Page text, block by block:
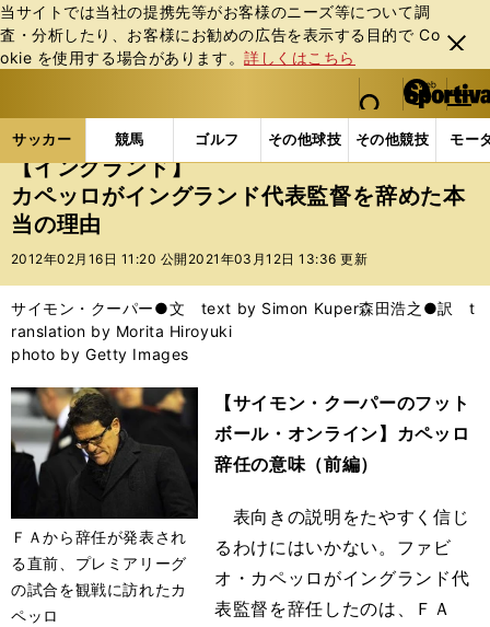
当サイトでは当社の提携先等がお客様のニーズ等について調
査・分析したり、お客様にお勧めの広告を表⽰する⽬的で Co
okie を使⽤する場合があります。詳しくはこちら
閉じ
る
web Sportiva (webスポルティーバ)
検索
マイペ
ー
ジ
メニュ
サッカー 競馬 ゴルフ その他球技 その他競技 モー
ス
ポ
ル
テ
ー
バ
サッカーの記事一覧 海外サッカー サイモン・クー
【イングランド】
カペッロがイングランド代表監督を辞めた本
当の理由
2012年02月16日 11:20 公開 2021年03月12日 13:36 更新
サイモン・クーパー●文 text by Simon Kuper森田浩之●訳 t
ranslation by Morita Hiroyuki
photo by Getty Images
ＦＡから辞任が発表され
る直前、プレミアリーグ
の試合を観戦に訪れたカ
ペッロ
【サイモン・クーパーのフット
ボール・オンライン】カペッロ
辞任の意味（前編）
表向きの説明をたやすく信じ
るわけにはいかない。ファビ
オ・カペッロがイングランド代
表監督を辞任したのは、ＦＡ